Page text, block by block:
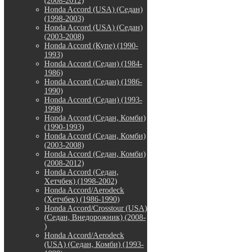
Honda Accord (USA) (Седан)
(1998-2003)
Honda Accord (USA) (Седан)
(2003-2008)
Honda Accord (Купе) (1990-
1993)
Honda Accord (Седан) (1984-
1986)
Honda Accord (Седан) (1986-
1990)
Honda Accord (Седан) (1993-
1998)
Honda Accord (Седан, Комби)
(1990-1993)
Honda Accord (Седан, Комби)
(2003-2008)
Honda Accord (Седан, Комби)
(2008-2012)
Honda Accord (Седан,
Хетчбек) (1998-2002)
Honda Accord/Aerodeck
(Хетчбек) (1986-1990)
Honda Accord/Crosstour (USA)
(Седан, Внедорожник) (2008-
)
Honda Accord/Аerodeck
(USA) (Седан, Комби) (1993-